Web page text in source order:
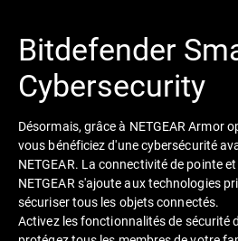
Bitdefender
Cybersecurity
Désormais, grâce à NETGEAR Armor
vous bénéficiez d'une cybersécurité
NETGEAR. La connectivité de pointe
NETGEAR s'ajoute aux technologies
sécuriser tous les objets connectés.
Activez les fonctionnalités de sécurité